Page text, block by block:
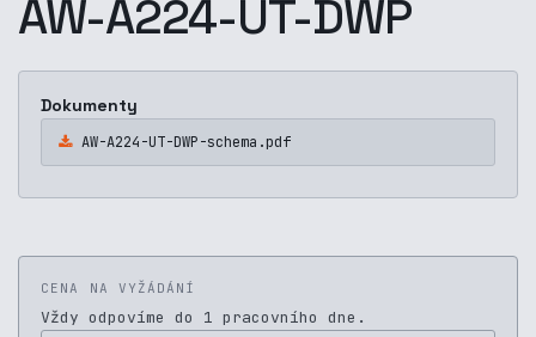
AW-A224-UT-DWP
Dokumenty
AW-A224-UT-DWP-schema.pdf
CENA NA VYŽÁDÁNÍ
Vždy odpovíme do 1 pracovního dne.